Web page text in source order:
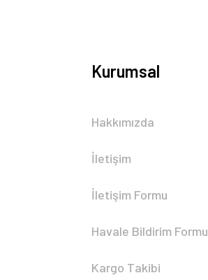
Kurumsal
Hakkımızda
İletişim
İletişim Formu
Havale Bildirim Formu
Kargo Takibi